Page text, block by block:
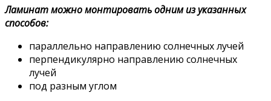
Ламинат можно монтировать одним из указанных
способов:
параллельно направлению солнечных лучей
перпендикулярно направлению солнечных
лучей
под разным углом